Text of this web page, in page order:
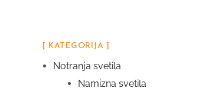
[ KATEGORIJA ]
Notranja svetila
Namizna svetila